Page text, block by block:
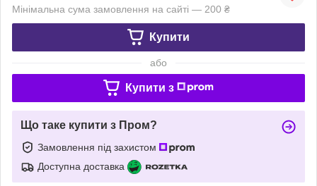
Мінімальна сума замовлення на сайті — 200 ₴
Купити
або
Купити з
Що таке купити з Пром?
Замовлення під захистом
Доступна доставка